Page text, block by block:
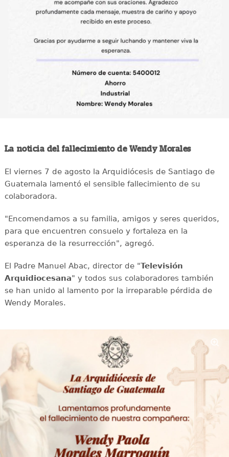
La noticia del fallecimiento de Wendy Morales
El viernes 7 de agosto la Arquidiócesis de Santiago de
Guatemala lamentó el sensible fallecimiento de su
colaboradora.
"Encomendamos a su familia, amigos y seres queridos,
para que encuentren consuelo y fortaleza en la
esperanza de la resurrección", agregó.
El Padre Manuel Abac, director de "Televisión
Arquidiocesana" y todos sus colaboradores también
se han unido al lamento por la irreparable pérdida de
Wendy Morales.